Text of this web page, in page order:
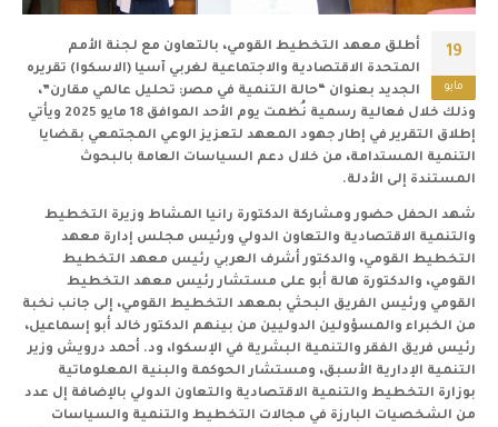
19
مايو
أطلق معهد التخطيط القومي، بالتعاون مع لجنة الأمم
المتحدة الاقتصادية والاجتماعية لغربي آسيا (الاسكوا) تقريره
الجديد بعنوان “حالة التنمية في مصر: تحليل عالمي مقارن”،
وذلك خلال فعالية رسمية نُظمت يوم الأحد الموافق 18 مايو 2025 ويأتي
إطلاق التقرير في إطار جهود المعهد لتعزيز الوعي المجتمعي بقضايا
التنمية المستدامة، من خلال دعم السياسات العامة بالبحوث
المستندة إلى الأدلة.
شهد الحفل حضور ومشاركة الدكتورة رانيا المشاط وزيرة التخطيط
والتنمية الاقتصادية والتعاون الدولي ورئيس مجلس إدارة معهد
التخطيط القومي، والدكتور أشرف العربي رئيس معهد التخطيط
القومي، والدكتورة هالة أبو على مستشار رئيس معهد التخطيط
القومي ورئيس الفريق البحثي بمعهد التخطيط القومي، إلى جانب نخبة
من الخبراء والمسؤولين الدوليين من بينهم الدكتور خالد أبو إسماعيل،
رئيس فريق الفقر والتنمية البشرية في الإسكوا، ود. أحمد درويش وزير
التنمية الإدارية الأسبق، ومستشار الحوكمة والبنية المعلوماتية
بوزارة التخطيط والتنمية الاقتصادية والتعاون الدولي بالإضافة إل عدد
من الشخصيات البارزة في مجالات التخطيط والتنمية والسياسات